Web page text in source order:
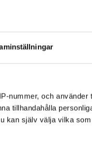
nummer, och använder
tillhandahålla
kan själv välja vilka
och
och